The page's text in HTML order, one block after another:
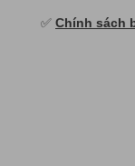
✅ Chính sách